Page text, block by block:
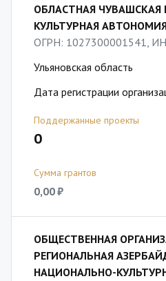
ОБЛАСТНАЯ
КУЛЬТУРНАЯ
ОГРН: 1027300001541,
Ульяновская область
Дата регистрации
Поддержанные проекты
0
Сумма грантов
0,00 ₽
ОБЩЕСТВЕННАЯ
РЕГИОНАЛЬНАЯ
НАЦИОНАЛЬНО-